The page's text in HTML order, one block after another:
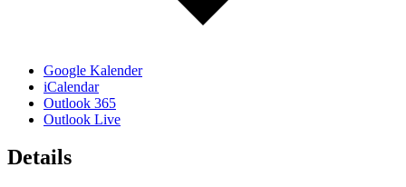
Google Kalender
iCalendar
Outlook 365
Outlook Live
Details